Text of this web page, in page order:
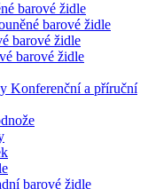
barové židle
barové židle
barové židle
barové židle
Konferenční a příruční
barové židle